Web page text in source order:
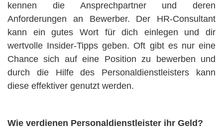
kennen die Ansprechpartner und deren
Anforderungen an Bewerber. Der HR-Consultant
kann ein gutes Wort für dich einlegen und dir
wertvolle Insider-Tipps geben. Oft gibt es nur eine
Chance sich auf eine Position zu bewerben und
durch die Hilfe des Personaldienstleisters kann
diese effektiver genutzt werden.
Wie verdienen Personaldienstleister ihr Geld?